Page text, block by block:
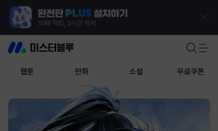
웹툰 만화 소설 무료쿠폰